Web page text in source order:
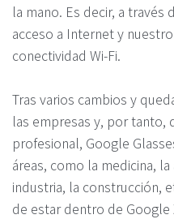
la mano. Es decir, a
acceso a Internet y
conectividad Wi-Fi.
Tras varios cambios y
las empresas y, por tanto,
profesional, Google
áreas, como la medicina,
industria, la construcción,
de estar dentro de